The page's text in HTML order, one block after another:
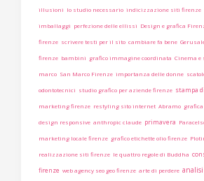
illusioni lo studio necessario indicizzazione siti firenze
imballaggi perfezione delle ellissi Design e grafica
firenze scrivere testi per il sito cambiare fa bene
firenze bambini grafico immagine coordinata Cinema e
marco San Marco Firenze importanza delle donne
odontotecnici studio grafico per aziende firenze stampa
marketing firenze restyling sito internet Abramo
design responsive anthropic claude primavera
marketing locale firenze grafico etichette olio firenze
realizzazione siti firenze le quattro regole di Buddha
firenze web agency seo geo firenze arte di perdere